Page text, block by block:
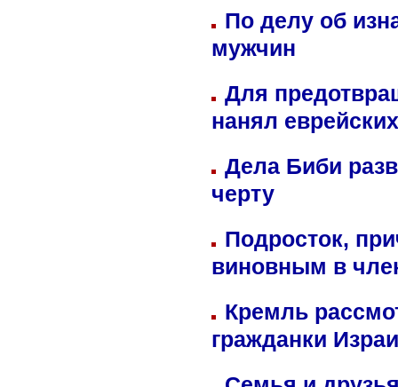
По делу об
мужчин
Для
нанял
Дела Биби
черту
Подросток,
виновным в
Кремль
гражданки